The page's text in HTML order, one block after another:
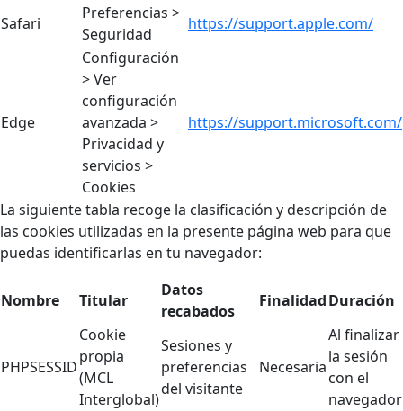
Safari
Preferencias >
Seguridad
https://support.apple.com/
Edge
Configuración
> Ver
configuración
avanzada >
Privacidad y
servicios >
Cookies
https://support.microsoft.com/
La siguiente tabla recoge la clasificación y descripción de
las cookies utilizadas en la presente página web para que
puedas identificarlas en tu navegador:
Nombre Titular
Datos
recabados
FinalidadDuración
PHPSESSID
Cookie
propia
(MCL
Interglobal)
Sesiones y
preferencias
del visitante
Necesaria
Al finalizar
la sesión
con el
navegador